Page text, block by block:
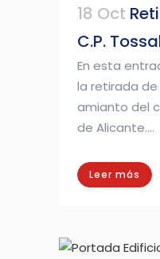
18 Oct
C.P.
En esta
la retirada
amianto del
de Alicante....
Leer más